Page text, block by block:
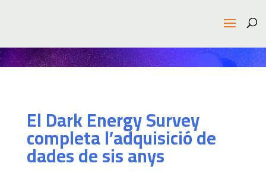
El Dark Energy Survey
completa l’adquisició de
dades de sis anys